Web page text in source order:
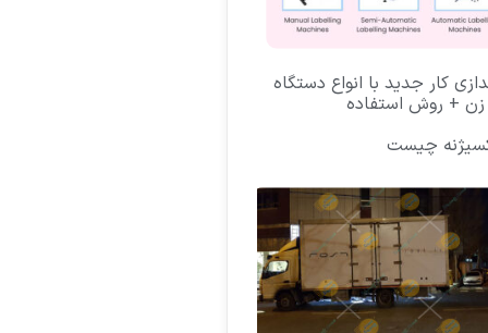
کار جدید با انواع دستگاه
زن + روش استفاده
چیست